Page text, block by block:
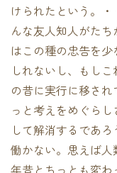
けられたという。
んな友人知人がた
はこの種の忠告を
しれないし、もし
の昔に実行に移さ
っと考えをめぐら
して解消するであ
働かない。思えば
年昔とちっとも変わ